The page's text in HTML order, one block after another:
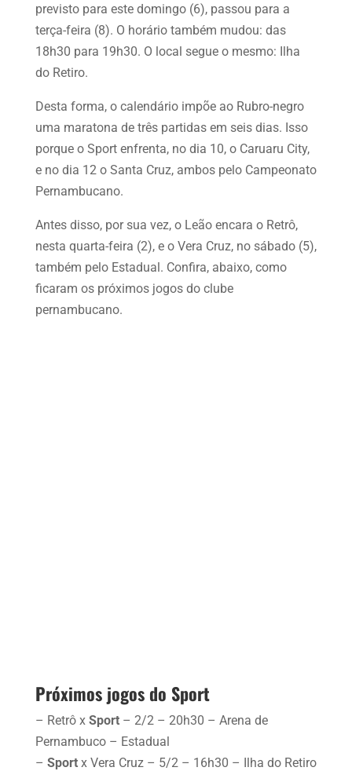
previsto para este domingo (6), passou para a
terça-feira (8). O horário também mudou: das
18h30 para 19h30. O local segue o mesmo: Ilha
do Retiro.
Desta forma, o calendário impõe ao Rubro-negro
uma maratona de três partidas em seis dias. Isso
porque o Sport enfrenta, no dia 10, o Caruaru City,
e no dia 12 o Santa Cruz, ambos pelo Campeonato
Pernambucano.
Antes disso, por sua vez, o Leão encara o Retrô,
nesta quarta-feira (2), e o Vera Cruz, no sábado (5),
também pelo Estadual. Confira, abaixo, como
ficaram os próximos jogos do clube
pernambucano.
Próximos jogos do Sport
– Retrô x Sport– 2/2 – 20h30 – Arena de
Pernambuco – Estadual
– Sportx Vera Cruz – 5/2 – 16h30 – Ilha do Retiro